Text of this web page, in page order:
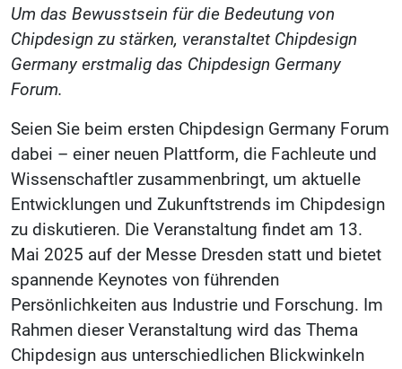
Um das Bewusstsein für die Bedeutung von
Chipdesign zu stärken, veranstaltet Chipdesign
Germany erstmalig das Chipdesign Germany
Forum.
Seien Sie beim ersten Chipdesign Germany Forum
dabei – einer neuen Plattform, die Fachleute und
Wissenschaftler zusammenbringt, um aktuelle
Entwicklungen und Zukunftstrends im Chipdesign
zu diskutieren. Die Veranstaltung findet am 13.
Mai 2025 auf der Messe Dresden statt und bietet
spannende Keynotes von führenden
Persönlichkeiten aus Industrie und Forschung. Im
Rahmen dieser Veranstaltung wird das Thema
Chipdesign aus unterschiedlichen Blickwinkeln